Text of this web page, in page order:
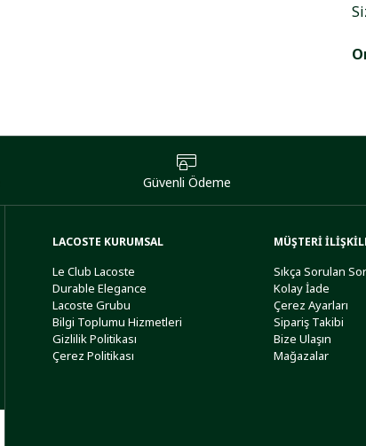
Güvenli Ödeme
LACOSTE KURUMSAL
Le Club Lacoste
Durable Elegance
Lacoste Grubu
Bilgi Toplumu Hizmetleri
Gizlilik Politikası
Çerez Politikası
MÜŞTERİ
Sıkça Sorulan
Kolay İade
Çerez Ayarları
Sipariş Takibi
Bize Ulaşın
Mağazalar